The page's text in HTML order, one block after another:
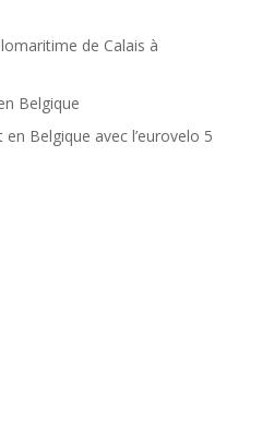
de Calais à
Belgique
en Belgique avec l’eurovelo 5